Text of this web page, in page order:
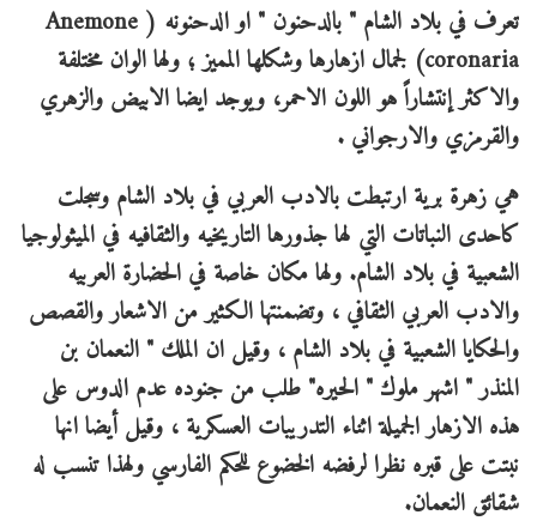
تعرف في بلاد الشام " بالدحنون " او الدحنونه ( Anemone
coronaria) لجمال ازهارها وشكلها المميز ؛ ولها الوان مختلفة
والاكثر إنتشاراً هو اللون الاحمر، ويوجد ايضا الابيض والزهري
والقرمزي والارجواني .
هي زهرة برية ارتبطت بالادب العربي في بلاد الشام وسجلت
كاحدى النباتات التي لها جذورها التاريخيه والثقافيه في الميثولوجيا
الشعبية في بلاد الشام. ولها مكان خاصة في الحضارة العربيه
والادب العربي الثقافي ، وتضمنتها الكثير من الاشعار والقصص
والحكايا الشعبية في بلاد الشام ، وقيل ان الملك " النعمان بن
المنذر " اشهر ملوك " الحيره" طلب من جنوده عدم الدوس على
هذه الازهار الجميلة اثناء التدريبات العسكرية ، وقيل أيضا انها
نبتت على قبره نظرا لرفضه الخضوع للحكم الفارسي ولهذا تنسب له
شقائق النعمان.